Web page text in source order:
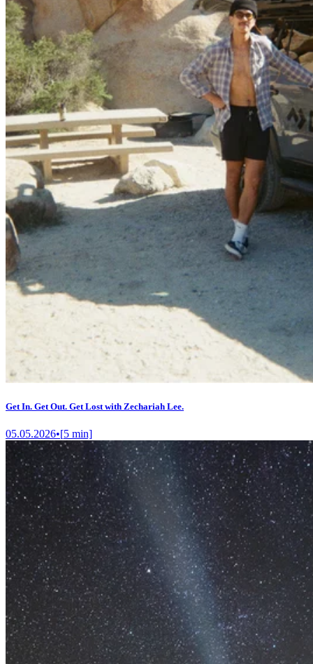
Get In. Get Out. Get Lost with Zechariah Lee.
05.05.2026•[5 min]